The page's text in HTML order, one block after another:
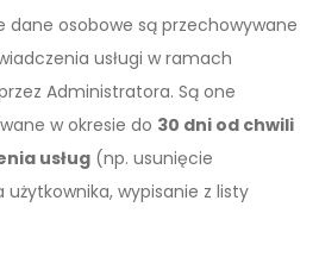
dane osobowe są przechowywane
usługi w ramach
Administratora. Są one
w okresie do 30 dni od chwili
usług (np. usunięcie
wypisanie z listy